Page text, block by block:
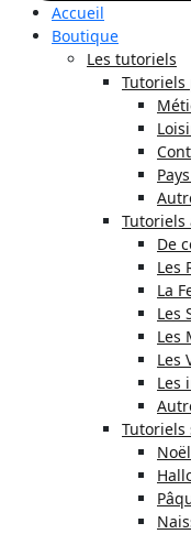
Accueil
Boutique
Les tutoriels
Tutoriels
Tutoriels
De
Les
La
Les
Les
Les
Les
Tutoriels
Noël